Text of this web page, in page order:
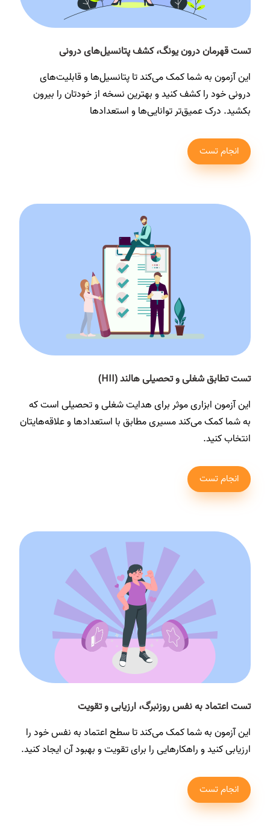
تست قهرمان درون یونگ، کشف پتانسیل‌های درونی
این آزمون به شما کمک می‌کند تا پتانسیل‌ها و قابلیت‌های
درونی خود را کشف کنید و بهترین نسخه از خودتان را بیرون
بکشید. درک عمیق‌تر توانایی‌ها و استعدادها
انجام تست
تست تطابق شغلی و تحصیلی هالند (HII)
این آزمون ابزاری موثر برای هدایت شغلی و تحصیلی است که
به شما کمک می‌کند مسیری مطابق با استعدادها و علاقه‌هایتان
انتخاب کنید.
انجام تست
تست اعتماد به نفس روزنبرگ، ارزیابی و تقویت
این آزمون به شما کمک می‌کند تا سطح اعتماد به نفس خود را
ارزیابی کنید و راهکارهایی را برای تقویت و بهبود آن ایجاد کنید.
انجام تست